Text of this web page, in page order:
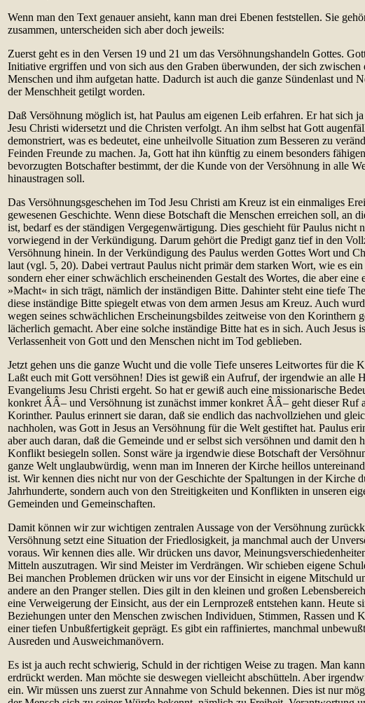
Wenn man den Text genauer ansieht, kann man drei Ebenen feststellen. Sie
zusammen, unterscheiden sich aber doch jeweils:
Zuerst geht es in den Versen 19 und 21 um das Versöhnungshandeln Gottes.
Initiative ergriffen und von sich aus den Graben überwunden, der sich zwischen
Menschen und ihm aufgetan hatte. Dadurch ist auch die ganze Sündenlast und
der Menschheit getilgt worden.
Daß Versöhnung möglich ist, hat Paulus am eigenen Leib erfahren. Er hat sich
Jesu Christi widersetzt und die Christen verfolgt. An ihm selbst hat Gott
demonstriert, was es bedeutet, eine unheilvolle Situation zum Besseren zu
Feinden Freunde zu machen. Ja, Gott hat ihn künftig zu einem besonders
bevorzugten Botschafter bestimmt, der die Kunde von der Versöhnung in alle
hinaustragen soll.
Das Versöhnungsgeschehen im Tod Jesu Christi am Kreuz ist ein einmaliges
gewesenen Geschichte. Wenn diese Botschaft die Menschen erreichen soll, an
ist, bedarf es der ständigen Vergegenwärtigung. Dies geschieht für Paulus nicht
vorwiegend in der Verkündigung. Darum gehört die Predigt ganz tief in den
Versöhnung hinein. In der Verkündigung des Paulus werden Gottes Wort und
laut (vgl. 5, 20). Dabei vertraut Paulus nicht primär dem starken Wort, wie es
sondern eher einer schwächlich erscheinenden Gestalt des Wortes, die aber eine
»Macht« in sich trägt, nämlich der inständigen Bitte. Dahinter steht eine tiefe
diese inständige Bitte spiegelt etwas von dem armen Jesus am Kreuz. Auch
wegen seines schwächlichen Erscheinungsbildes zeitweise von den Korinthern
lächerlich gemacht. Aber eine solche inständige Bitte hat es in sich. Auch Jesus
Verlassenheit von Gott und den Menschen nicht im Tod geblieben.
Jetzt gehen uns die ganze Wucht und die volle Tiefe unseres Leitwortes für die
Laßt euch mit Gott versöhnen! Dies ist gewiß ein Aufruf, der irgendwie an alle
Evangeliums Jesu Christi ergeht. So hat er gewiß auch eine missionarische
konkret ÂÂ– und Versöhnung ist zunächst immer konkret ÂÂ– geht dieser Ruf
Korinther. Paulus erinnert sie daran, daß sie endlich das nachvollziehen und
nachholen, was Gott in Jesus an Versöhnung für die Welt gestiftet hat. Paulus
aber auch daran, daß die Gemeinde und er selbst sich versöhnen und damit den
Konflikt besiegeln sollen. Sonst wäre ja irgendwie diese Botschaft der
ganze Welt unglaubwürdig, wenn man im Inneren der Kirche heillos
ist. Wir kennen dies nicht nur von der Geschichte der Spaltungen in der Kirche
Jahrhunderte, sondern auch von den Streitigkeiten und Konflikten in unseren
Gemeinden und Gemeinschaften.
Damit können wir zur wichtigen zentralen Aussage von der Versöhnung
Versöhnung setzt eine Situation der Friedlosigkeit, ja manchmal auch der
voraus. Wir kennen dies alle. Wir drücken uns davor,
Mitteln auszutragen. Wir sind Meister im Verdrängen. Wir schieben eigene
Bei manchen Problemen drücken wir uns vor der Einsicht in eigene Mitschuld
andere an den Pranger stellen. Dies gilt in den kleinen und großen
eine Verweigerung der Einsicht, aus der ein Lernprozeß entstehen kann. Heute
Beziehungen unter den Menschen zwischen Individuen, Stimmen, Rassen und
einer tiefen Unbußfertigkeit geprägt. Es gibt ein raffiniertes, manchmal
Ausreden und Ausweichmanövern.
Es ist ja auch recht schwierig, Schuld in der richtigen Weise zu tragen. Man
erdrückt werden. Man möchte sie deswegen vielleicht abschütteln. Aber
ein. Wir müssen uns zuerst zur Annahme von Schuld bekennen. Dies ist nur